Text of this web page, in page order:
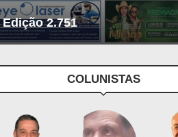
Edição 2.751
COLUNISTAS